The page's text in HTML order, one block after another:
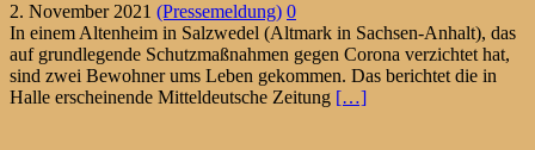
2. November 2021 (Pressemeldung) 0
In einem Altenheim in Salzwedel (Altmark in Sachsen-Anhalt), das
auf grundlegende Schutzmaßnahmen gegen Corona verzichtet hat,
sind zwei Bewohner ums Leben gekommen. Das berichtet die in
Halle erscheinende Mitteldeutsche Zeitung […]